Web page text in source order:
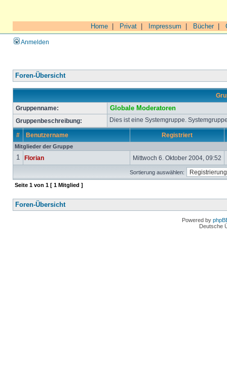
Home Privat Impressum Bücher|
Anmelden
Foren-Übersicht
Gruppenname:
Globale Moderatoren
Gruppenbeschreibung: Dies ist eine Systemgruppe.
# Benutzername Registriert
Mitglieder der Gruppe
1 Florian Mittwoch 6. Oktober 2004, 09:52
Sortierung auswählen:
Seite 1 von 1 [ 1 Mitglied ]
Foren-Übersicht
Powered by
Deutsche